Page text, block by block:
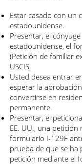
Estar casado con un
estadounidense.
Presentar, el
estadounidense, el
(Petición de familiar
USCIS.
Usted desea entrar
esperar la
convertirse en
permanente.
Presentar, el
EE. UU., una petición
formulario I-129F
prueba de que se ha
petición mediante el